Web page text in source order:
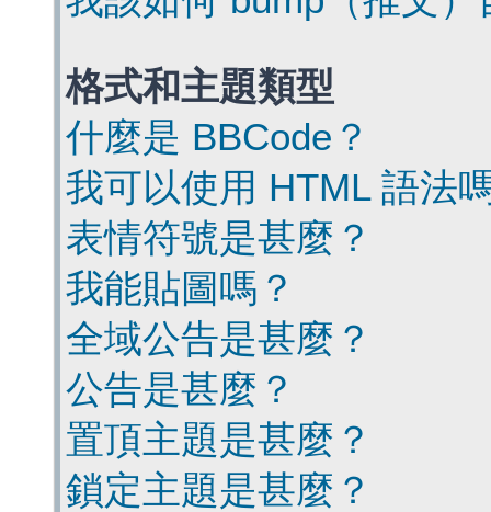
格式和主題類型
什麼是 BBCode？
我可以使用 HTML 語法
表情符號是甚麼？
我能貼圖嗎？
全域公告是甚麼？
公告是甚麼？
置頂主題是甚麼？
鎖定主題是甚麼？